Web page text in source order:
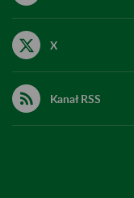
X
Kanał RSS